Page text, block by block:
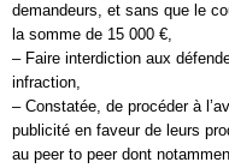
demandeurs, et sans que le
la somme de 15 000 €,
– Faire interdiction aux
infraction,
– Constatée, de procéder à
publicité en faveur de leurs
au peer to peer dont